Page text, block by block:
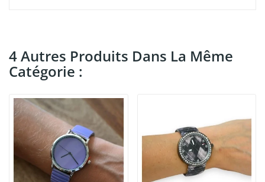
4 Autres Produits Dans La Même
Catégorie :